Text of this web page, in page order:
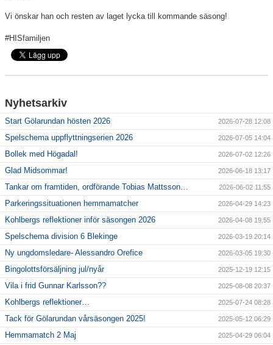
Vi önskar han och resten av laget lycka till kommande säsong!
#HISfamiljen
Nyhetsarkiv
Start Gölarundan hösten 2026 2026-07-28 12:08
Spelschema uppflyttningserien 2026 2026-07-05 14:04
Bollek med Högadal! 2026-07-02 12:26
Glad Midsommar! 2026-06-18 13:17
Tankar om framtiden, ordförande Tobias Mattsson… 2026-06-02 11:55
Parkeringssituationen hemmamatcher 2026-04-29 14:23
Kohlbergs reflektioner inför säsongen 2026 2026-04-08 19:55
Spelschema division 6 Blekinge 2026-03-19 20:14
Ny ungdomsledare- Alessandro Orefice 2026-03-05 19:30
Bingolottsförsäljning jul/nyår 2025-12-19 12:15
Vila i frid Gunnar Karlsson?? 2025-08-08 20:37
Kohlbergs reflektioner… 2025-07-24 08:28
Tack för Gölarundan vårsäsongen 2025! 2025-05-12 06:29
Hemmamatch 2 Maj 2025-04-29 06:04